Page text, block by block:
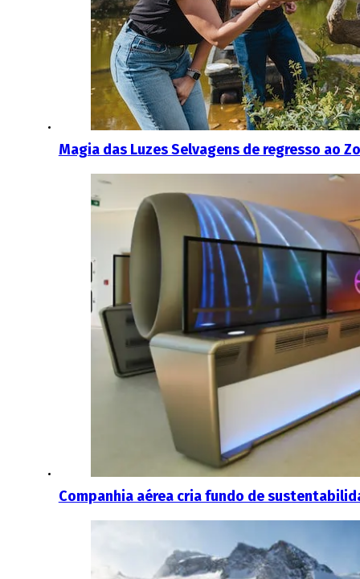
Magia das Luzes Selvagens de regresso ao
Companhia aérea cria fundo de